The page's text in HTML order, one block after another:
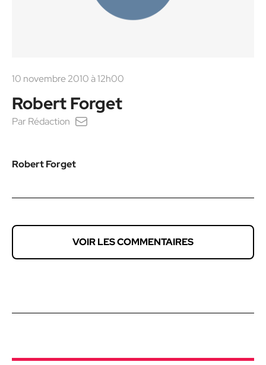
10 novembre 2010 à 12h00
Robert Forget
Par Rédaction
Robert Forget
VOIR LES COMMENTAIRES